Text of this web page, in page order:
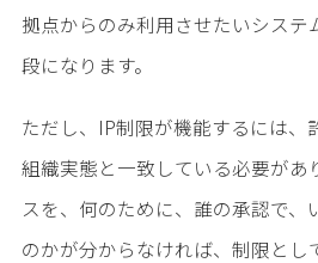
拠点からのみ利用させたいシステ
段になります。
ただし、IP制限が機能するには、
組織実態と一致している必要があ
スを、何のために、誰の承認で、
のかが分からなければ、制限とし